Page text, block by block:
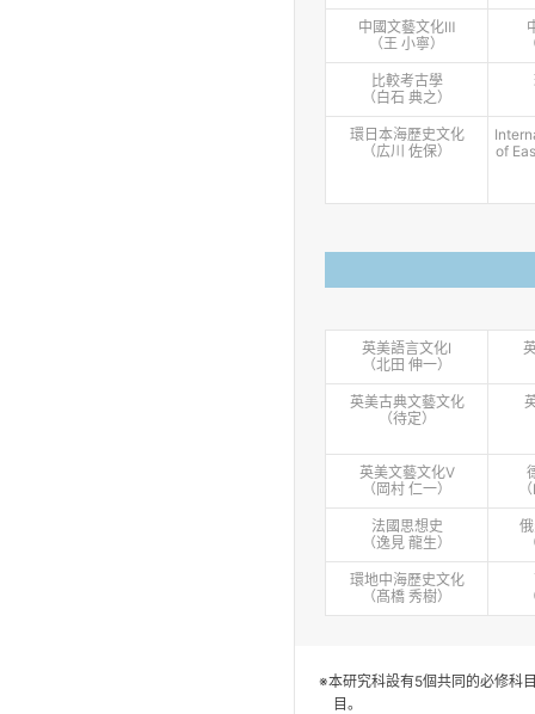
中國文藝文化Ⅲ
（王 小寧）
比較考古學
（⽩⽯ 典之）
環日本海歷史文化
（広川 佐保）
of
英美語言文化Ⅰ
（北田 伸一）
英美古典文藝文化
（待定）
英美文藝文化Ⅴ
（岡村 仁⼀）
法國思想史
（逸⾒ ⿓⽣）
環地中海歷史文化
（髙橋 秀樹）
※本研究科設有5個共同的必修科
目。